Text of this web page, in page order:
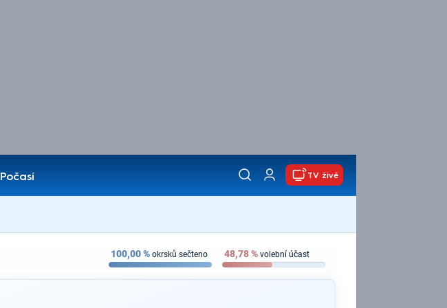
Počasí
TV živě
100,00% okrsků sečteno 48,78% volební účast